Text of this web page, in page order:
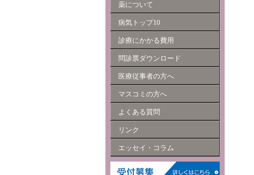
薬について
病気トップ10
診療にかかる費用
問診票ダウンロード
医療従事者の方へ
マスコミの方へ
よくある質問
リンク
エッセイ・コラム